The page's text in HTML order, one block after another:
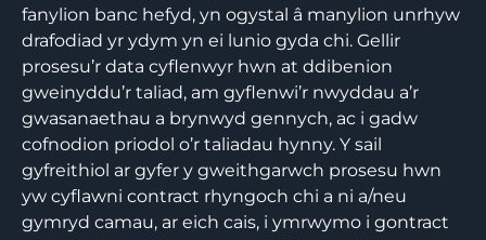
fanylion banc hefyd, yn ogystal â manylion unrhyw
drafodiad yr ydym yn ei lunio gyda chi. Gellir
prosesu’r data cyflenwyr hwn at ddibenion
gweinyddu’r taliad, am gyflenwi’r nwyddau a’r
gwasanaethau a brynwyd gennych, ac i gadw
cofnodion priodol o’r taliadau hynny. Y sail
gyfreithiol ar gyfer y gweithgarwch prosesu hwn
yw cyflawni contract rhyngoch chi a ni a/neu
gymryd camau, ar eich cais, i ymrwymo i gontract